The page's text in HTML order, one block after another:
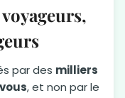
par des milliers
, et non par le